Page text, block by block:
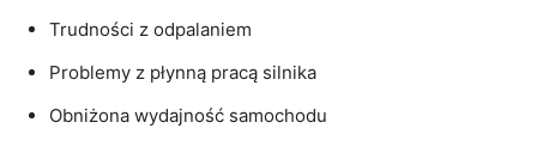
Trudności z odpalaniem
Problemy z​ płynną pracą silnika
Obniżona wydajność samochodu